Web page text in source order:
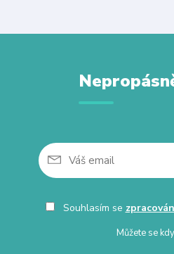
Souhlasím se
Můžete se